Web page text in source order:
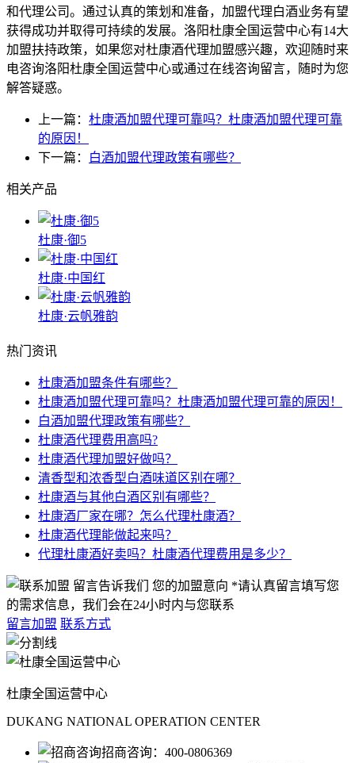
和代理公司。通过认真的策划和准备，加盟代理白酒业务有望
获得成功并取得可持续的发展。洛阳杜康全国运营中心有14大
加盟扶持政策，如果您对杜康酒代理加盟感兴趣，欢迎随时来
电咨询洛阳杜康全国运营中心或通过在线咨询留言，随时为您
解答疑惑。
上一篇： 杜康酒加盟代理可靠吗？杜康酒加盟代理可靠
的原因！
下一篇：
白酒加盟代理政策有哪些？
相关产品
杜康·御5
杜康·中国红
杜康·云帆雅韵
热门资讯
杜康酒加盟条件有哪些？
杜康酒加盟代理可靠吗？杜康酒加盟代理可靠的原因！
白酒加盟代理政策有哪些？
杜康酒代理费用高吗?
杜康酒代理加盟好做吗？
清香型和浓香型白酒味道区别在哪？
杜康酒与其他白酒区别有哪些？
杜康酒厂家在哪？怎么代理杜康酒？
杜康酒代理能做起来吗？
代理杜康酒好卖吗？杜康酒代理费用是多少？
留言告诉我们 您的加盟意向 *请认真留言填写您
的需求信息，我们会在24小时内与您联系
留言加盟 联系方式
杜康全国运营中心
DUKANG NATIONAL OPERATION CENTER
招商咨询： 400-0806369